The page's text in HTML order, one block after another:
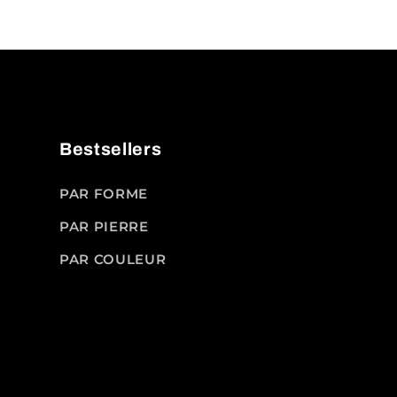
Bestsellers
PAR FORME
PAR PIERRE
PAR COULEUR